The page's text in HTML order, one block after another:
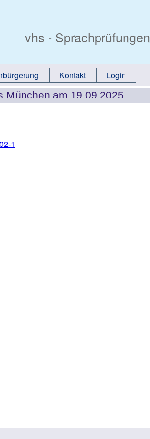
vhs - Sprachprüfungen
Kontakt Login
München am 19.09.2025
1